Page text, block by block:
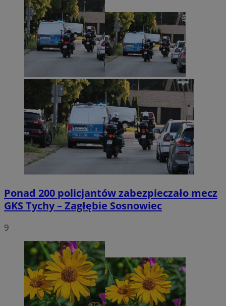
Ponad 200 policjantów zabezpieczało mecz
GKS Tychy – Zagłębie Sosnowiec
9